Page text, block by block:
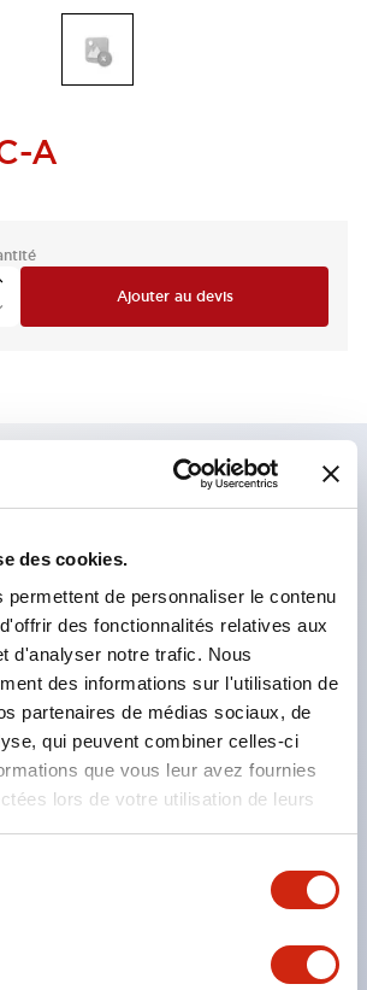
des cookies.
permettent de personnaliser le contenu
des fonctionnalités relatives aux
d'analyser notre trafic. Nous
des informations sur l'utilisation de
partenaires de médias sociaux, de
qui peuvent combiner celles-ci
que vous leur avez fournies
lors de votre utilisation de leurs
A
Ajouter au devis
clés
à division, une structure
de disposition des
L'adoption d'une structure de
de réduire le temps de travail de
de réaliser une structure intégrée
la borne et du corps principal, ainsi
empêchant la chute des vis.
soudaines des
incorrect (allumage